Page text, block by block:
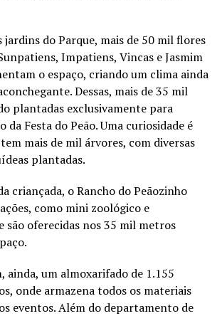
jardins do Parque, mais de 50 mil flores
Impatiens, Vincas e Jasmim
o espaço, criando um clima ainda
Dessas, mais de 35 mil
plantadas exclusivamente para
da Festa do Peão. Uma curiosidade é
mais de mil árvores, com diversas
plantadas.
criançada, o Rancho do Peãozinho
como mini zoológico e
são oferecidas nos 35 mil metros
ainda, um almoxarifado de 1.155
onde armazena todos os materiais
eventos. Além do departamento de